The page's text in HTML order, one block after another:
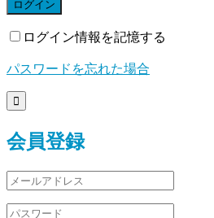
ログイン
ログイン情報を記憶する
パスワードを忘れた場合

会員登録